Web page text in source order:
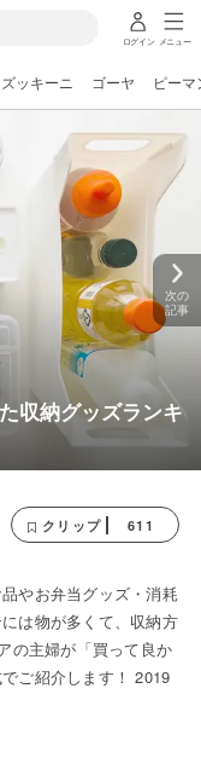
ログイン メニュー
ズッキーニ ゴーヤ ピーマ
収納グッズランキ
次の
記事
クリップ 611
やお弁当グッズ・消耗
は物が多くて、収納方
の主婦が「買って良か
ご紹介します！ 2019